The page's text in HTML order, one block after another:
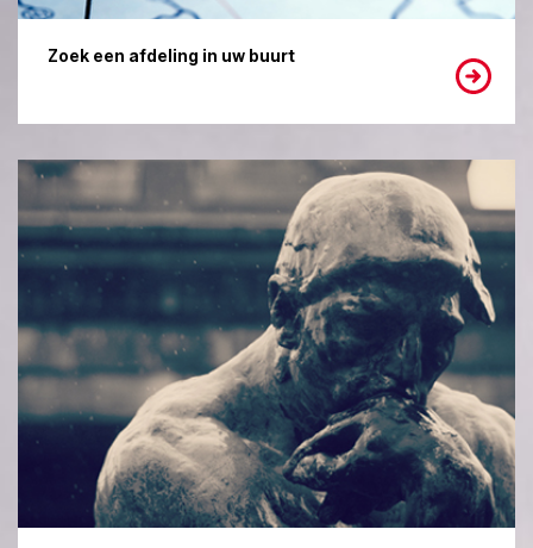
Zoek een afdeling in uw buurt